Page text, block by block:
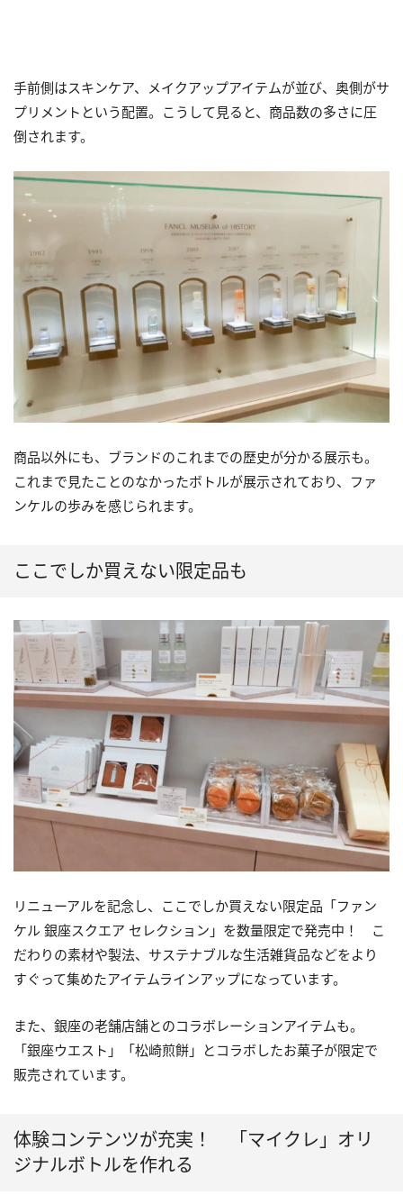
手前側はスキンケア、メイクアップアイテムが並び、奥側がサ
プリメントという配置。こうして見ると、商品数の多さに圧
倒されます。
商品以外にも、ブランドのこれまでの歴史が分かる展示も。
これまで見たことのなかったボトルが展示されており、ファ
ンケルの歩みを感じられます。
ここでしか買えない限定品も
リニューアルを記念し、ここでしか買えない限定品「ファン
ケル 銀座スクエア セレクション」を数量限定で発売中！ こ
だわりの素材や製法、サステナブルな生活雑貨品などをより
すぐって集めたアイテムラインアップになっています。
また、銀座の老舗店舗とのコラボレーションアイテムも。
「銀座ウエスト」「松崎煎餅」とコラボしたお菓子が限定で
販売されています。
体験コンテンツが充実！ 「マイクレ」オリ
ジナルボトルを作れる